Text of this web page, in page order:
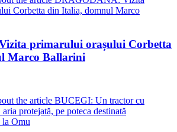
primarului orașului Corbetta
Marco Ballarini